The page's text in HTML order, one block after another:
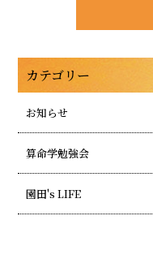
カテゴリー
お知らせ
算命学勉強会
園田's LIFE